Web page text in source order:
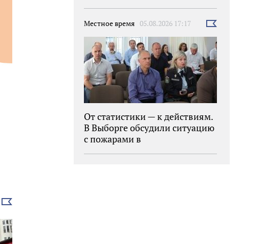
Выбрать
Местное время 05.08.2026 17:17
Выбрать
От статистики — к действиям.
В Выборге обсудили ситуацию
с пожарами в